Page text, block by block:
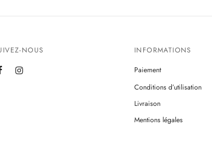
NOUS INFORMATIONS
Paiement
Conditions d’utilisation
Livraison
Mentions légales